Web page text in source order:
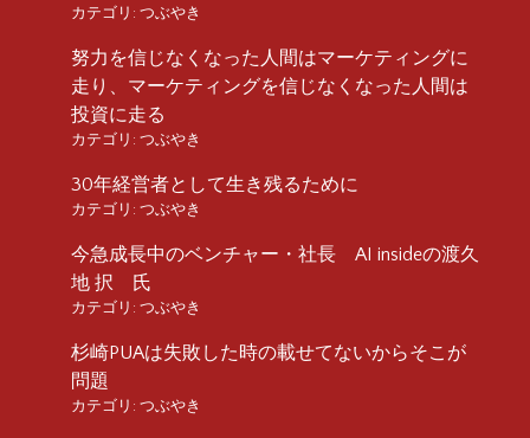
カテゴリ: つぶやき
努力を信じなくなった人間はマーケティングに
走り、マーケティングを信じなくなった人間は
投資に走る
カテゴリ: つぶやき
30年経営者として生き残るために
カテゴリ: つぶやき
今急成長中のベンチャー・社長 AI insideの渡久
地 択 氏
カテゴリ: つぶやき
杉崎PUAは失敗した時の載せてないからそこが
問題
カテゴリ: つぶやき